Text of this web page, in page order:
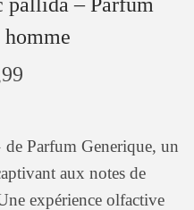
Parfum Generique, un
aux notes de
expérience olfactive